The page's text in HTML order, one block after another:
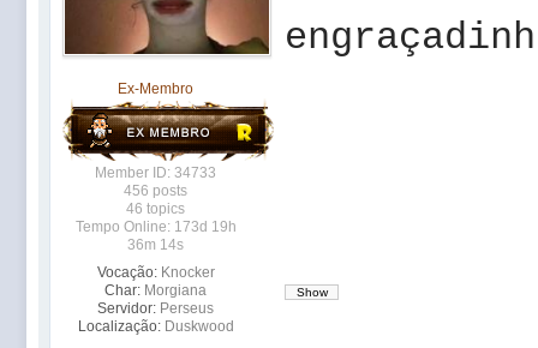
Ex-Membro
Member ID: 34733
456 posts
46 topics
Tempo Online: 173d 19h
36m 14s
Vocação: Knocker
Char: Morgiana
Servidor: Perseus
Localização: Duskwood